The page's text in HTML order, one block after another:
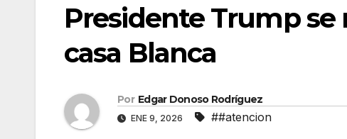
Presidente Trump se
casa Blanca
Por Edgar Donoso Rodríguez
ENE 9, 2026 ##atencion